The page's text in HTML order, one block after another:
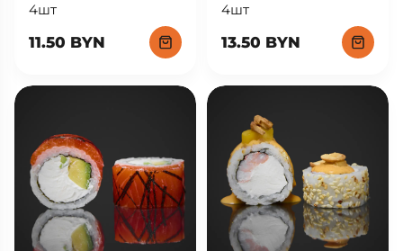
4шт
11.50 BYN
4шт
13.50 BYN